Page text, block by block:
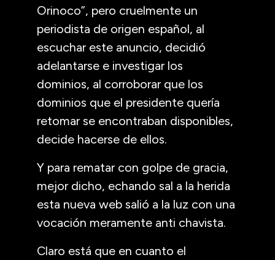
Orinoco”, pero cruelmente un
periodista de origen español, al
escuchar este anuncio, decidió
adelantarse e investigar los
dominios, al corroborar que los
dominios que el presidente quería
retomar se encontraban disponibles,
decide hacerse de ellos.
Y para rematar con golpe de gracia,
mejor dicho, echando sal a la herida
esta nueva web salió a la luz con una
vocación meramente anti chavista.
Claro está que en cuanto el